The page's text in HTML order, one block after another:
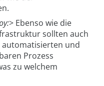
> Ebenso wie die
sollten auch
und
Prozess
zu welchem